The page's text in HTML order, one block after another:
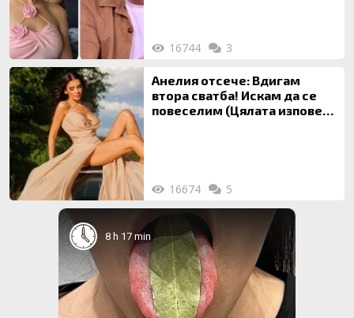
16744 3
Анелия отсече: Вдигам
втора сватба! Искам да се
повеселим (Цялата изповед
16674 5
8 h 17 min